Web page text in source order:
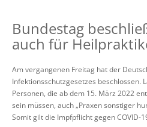
Bundestag
auch für
Am vergangenen Freitag hat der
Infektionsschutzgesetzes beschlossen.
Personen, die ab dem 15. März 2022
sein müssen, auch „Praxen sonstiger
Somit gilt die Impfpflicht gegen